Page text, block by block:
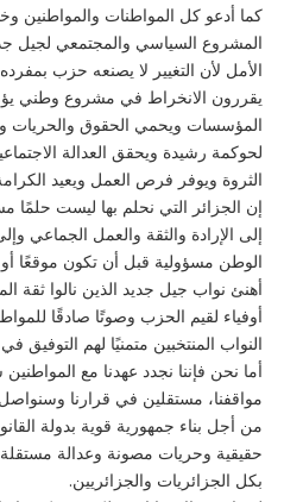
كما أدعو كل المواطنات والمواطنين
المشروع السياسي والمجتمعي لجيل
الأمل لأن التغيير لا يصنعه حزب
يقررون الانخراط في مشروع وطني
المؤسسات ويحمي الحقوق والحريات
لحوكمة رشيدة ويحقق العدالة
الثروة ويوفر فرص العمل ويعيد
إن الجزائر التي نحلم بها ليست حلمًا
إلى الإرادة والثقة والعمل الجماعي
الوطن مسؤولية قبل أن تكون موقعًا أو
أهنئ نواب جيل جديد الذين نالوا ثقة
أوفياء لقيم الحزب وصوتًا صادقًا
النواب المنتخبين متمنيًا لهم التوفيق
أما نحن فإننا نجدد عهدنا مع المواطنين
مواقفنا، مستقلين في قرارنا
من أجل بناء جمهورية قوية بدولة
حقيقية وحريات مصونة وعدالة مستقلة
بكل الجزائريات والجزائريين.